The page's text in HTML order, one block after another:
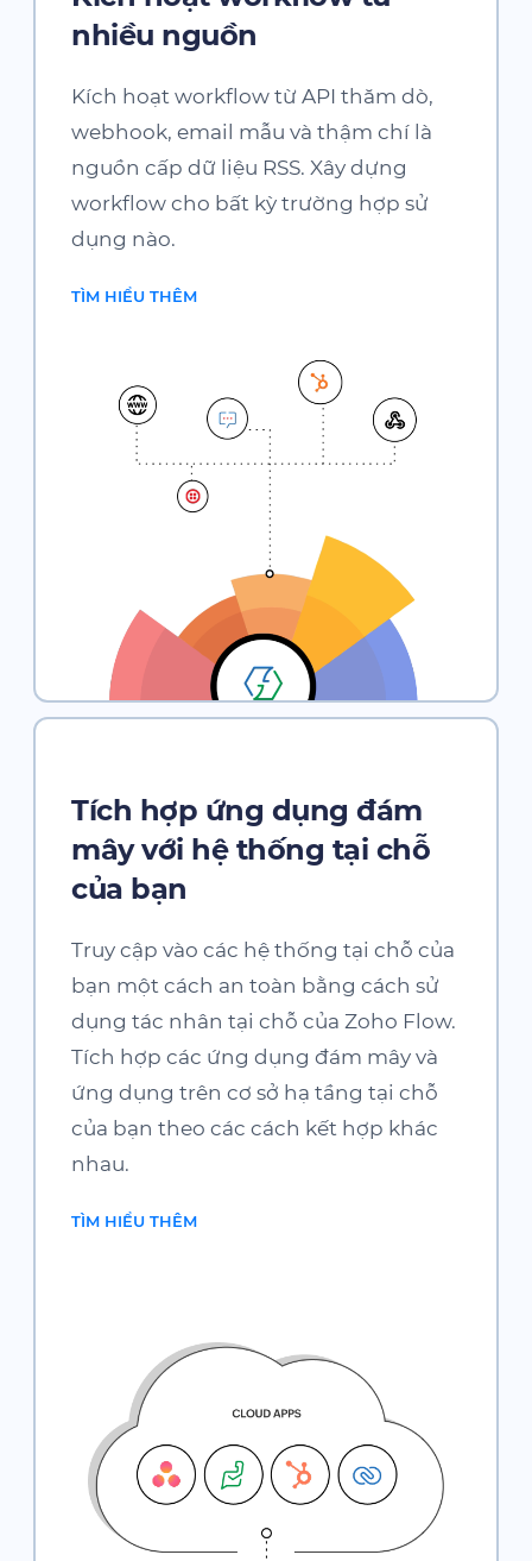
nhiều nguồn
Kích hoạt workflow từ API thăm dò,
webhook, email mẫu và thậm chí là
nguồn cấp dữ liệu RSS. Xây dựng
workflow cho bất kỳ trường hợp sử
dụng nào.
TÌM HIỂU THÊM
Tích hợp ứng dụng đám
mây với hệ thống tại chỗ
của bạn
Truy cập vào các hệ thống tại chỗ của
bạn một cách an toàn bằng cách sử
dụng tác nhân tại chỗ củaZoho Flow.
Tích hợp các ứng dụng đám mây và
ứng dụng trên cơ sở hạ tầng tại chỗ
của bạn theo các cách kết hợp khác
nhau.
TÌM HIỂU THÊM